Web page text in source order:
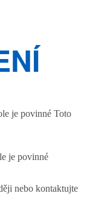
je povinné Toto
je povinné
nebo kontaktujte